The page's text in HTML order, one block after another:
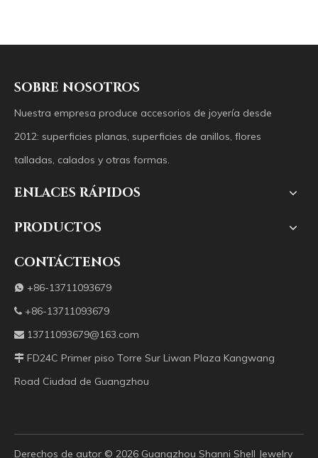
SOBRE NOSOTROS
Nuestra empresa produce accesorios de joyería desde
2012: superficies planas, superficies de anillos, flores
talladas, calados y otras formas.
ENLACES RÁPIDOS
PRODUCTOS
CONTÁCTENOS
 +86-13711093679
 +86-13711093679
 13711093679@163.com
 FD24C Primer piso Torre Sur Liwan Plaza Kangwang
Road Ciudad de Guangzhou
Derechos de autor ©️ 2026 Guangzhou Shanni Shell Jewelry